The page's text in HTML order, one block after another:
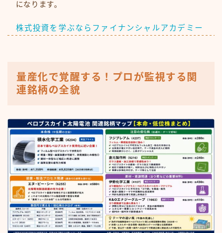
になります。
株式投資を学ぶならファイナンシャルアカデミー
量産化で覚醒する！プロが監視する関
連銘柄の全貌